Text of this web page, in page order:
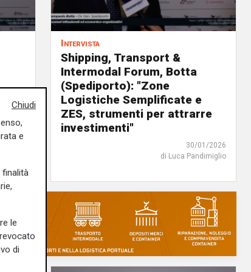
2026
Intervista
Shipping, Transport &
Intermodal Forum, Botta
(Spediporto): "Zone
Logistiche Semplificate e
ZES, strumenti per attrarre
investimenti"
30/01/2026
di Luca Pandimiglio
Chiudi
e
finalità
le
di